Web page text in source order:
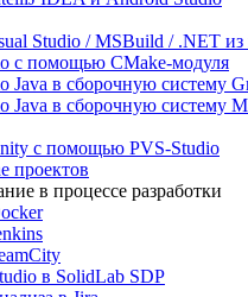
Studio / MSBuild / .NET
с помощью CMake-модуля
Java в сборочную систему
Java в сборочную систему
с помощью PVS-Studio
проектов
в процессе разработки
в SolidLab SDP